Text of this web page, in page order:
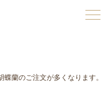
蘭のご注文が多くなります。